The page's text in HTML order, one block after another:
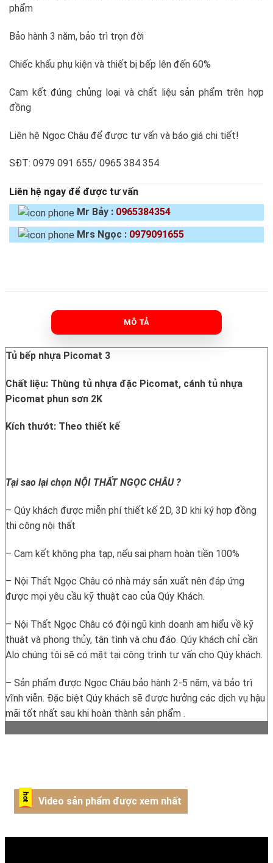
phẩm
Bảo hành 3 năm, bảo trì trọn đời
Chiếc khấu phụ kiện và thiết bị bếp lên đến 60%
Cam kết đúng chủng loại và chất liệu sản phẩm trên hợp
đồng
Liên hệ Ngọc Châu để được tư vấn và báo giá chi tiết!
SĐT: 0979 091 655/ 0965 384 354
Liên hệ ngay để được tư vấn
Mr Bảy : 0965384354
Mrs Ngọc : 0979091655
MÔ TẢ
Tủ bếp nhựa Picomat 3
Chất liệu: Thùng tủ nhựa đặc Picomat, cánh tủ nhựa
Picomat phun sơn 2K
Kích thướt: Theo thiết kế
Tại sao lại chọn NỘI THẤT NGỌC CHÂU ?
– Qúy khách được miễn phí thiết kế 2D, 3D khi ký hợp đồng
thi công nội thất
– Cam kết không pha tạp, nếu sai phạm hoàn tiền 100%
– Nội Thất Ngọc Châu có nhà máy sản xuất nên đáp ứng
được mọi yêu cầu kỹ thuật cao của Qúy Khách.
– Nội Thất Ngọc Châu có đội ngũ kinh doanh am hiểu về kỹ
thuật và phong thủy, tận tình và chu đáo. Qúy khách chỉ cần
Alo chúng tôi sẽ có mặt tại công trình tư vấn cho Qúy khách.
– Sản phẩm được Ngọc Châu bảo hành 2-5 năm, và bảo trì
vĩnh viễn. Đặc biệt Qúy khách sẽ được hưởng các dịch vụ hậu
mãi tốt nhất sau khi hoàn thành sản phẩm .
Video sản phẩm được xem nhất